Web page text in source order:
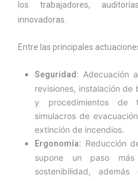
los trabajadores,
innovadoras.
Entre las principales
Seguridad: Adecuación
revisiones, instalación de
y procedimientos de
simulacros de
extinción de incendios.
Ergonomía: Reducción
supone un paso
sostenibilidad,